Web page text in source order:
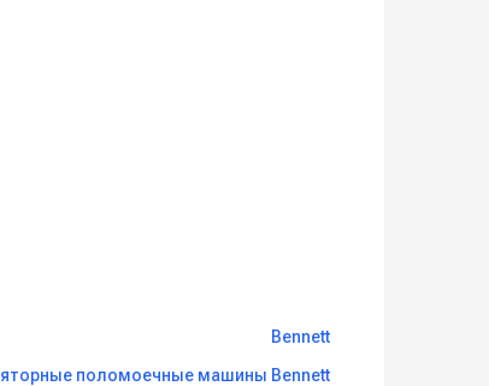
Bennett
поломоечные машины Bennett